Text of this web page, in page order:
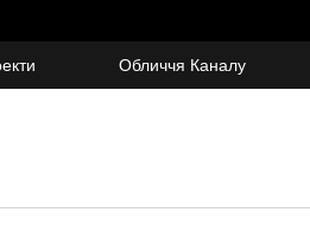
Обличчя Каналу